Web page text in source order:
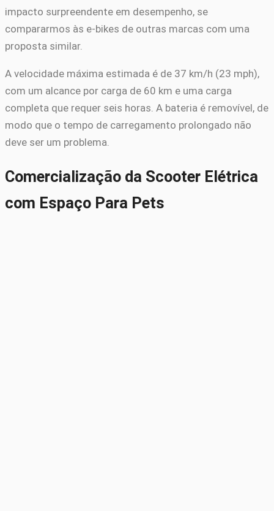
impacto surpreendente em desempenho, se
compararmos às e-bikes de outras marcas com uma
proposta similar.
A velocidade máxima estimada é de 37 km/h (23 mph),
com um alcance por carga de 60 km e uma carga
completa que requer seis horas. A bateria é removível, de
modo que o tempo de carregamento prolongado não
deve ser um problema.
Comercialização da Scooter Elétrica
com Espaço Para Pets